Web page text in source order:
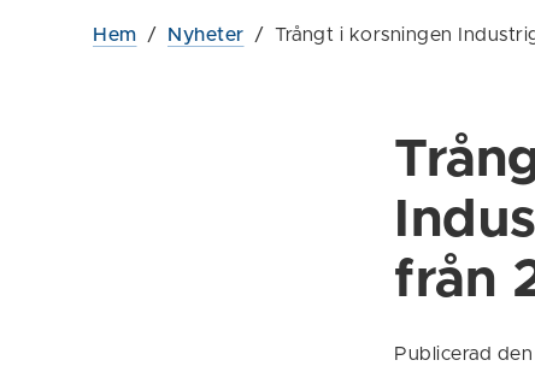
Hem / Nyheter / Trångt i korsningen
från
Publicerad